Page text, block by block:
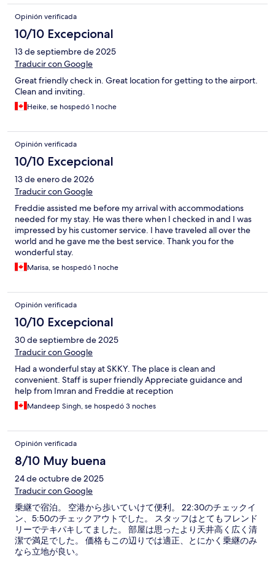
Opinión verificada
10/10 Excepcional
13 de septiembre de 2025
Traducir con Google
Great friendly check in. Great location for getting to the airport.
Clean and inviting.
Heike, se hospedó 1 noche
Opinión verificada
10/10 Excepcional
13 de enero de 2026
Traducir con Google
Freddie assisted me before my arrival with accommodations
needed for my stay. He was there when I checked in and I was
impressed by his customer service. I have traveled all over the
world and he gave me the best service. Thank you for the
wonderful stay.
Marisa, se hospedó 1 noche
Opinión verificada
10/10 Excepcional
30 de septiembre de 2025
Traducir con Google
Had a wonderful stay at SKKY. The place is clean and
convenient. Staff is super friendly Appreciate guidance and
help from Imran and Freddie at reception
Mandeep Singh, se hospedó 3 noches
Opinión verificada
8/10 Muy buena
24 de octubre de 2025
Traducir con Google
乗継で宿泊。 空港から歩いていけて便利。 22:30のチェックイ
ン、5:50のチェックアウトでした。 スタッフはとてもフレンド
リーでテキパキしてました。 部屋は思ったより天井高く広く清
潔で満足でした。 価格もこの辺りでは適正、とにかく乗継のみ
なら立地が良い。